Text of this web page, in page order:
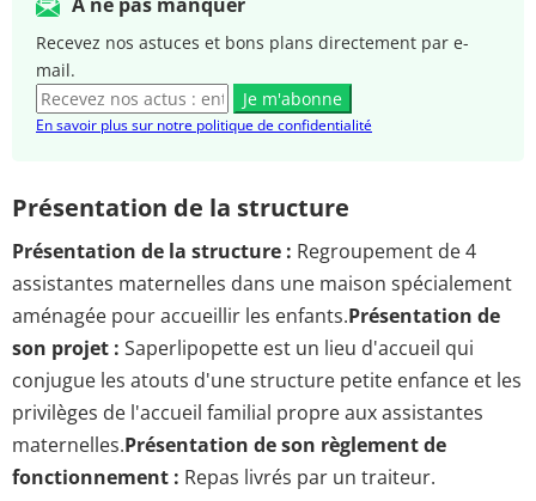
Recevez nos astuces et bons plans directement par e-
mail.
Je m'abonne
En savoir plus sur notre politique de confidentialité
Présentation de la structure
Présentation de la structure : Regroupement de 4
assistantes maternelles dans une maison spécialement
aménagée pour accueillir les enfants.Présentation de
son projet : Saperlipopette est un lieu d'accueil qui
conjugue les atouts d'une structure petite enfance et les
privilèges de l'accueil familial propre aux assistantes
maternelles.Présentation de son règlement de
fonctionnement : Repas livrés par un traiteur.